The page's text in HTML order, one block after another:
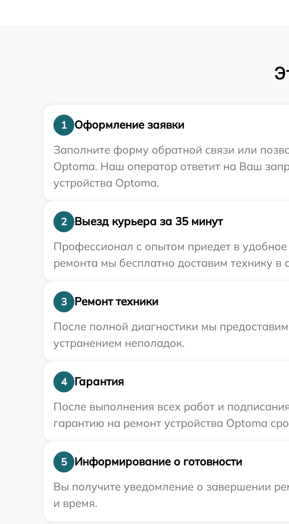
1
Оформление заявки
Заполните форму обратной связи или
Optoma. Наш оператор ответит на Ваш
устройства Optoma.
2
Выезд курьера за 35 минут
Профессионал с опытом приедет в
ремонта мы бесплатно доставим технику в
3
Ремонт техники
После полной диагностики мы
устранением неполадок.
4
Гарантия
После выполнения всех работ и
гарантию на ремонт устройства Optoma
5
Информирование о готовности
Вы получите уведомление о завершении
и время.